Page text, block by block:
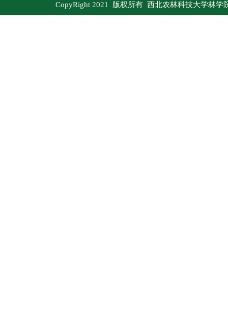
CopyRight 2021 版权所有 西北农林科技大学林